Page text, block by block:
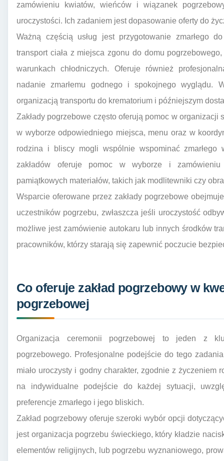
zamówieniu kwiatów, wieńców i wiązanek
uroczystości. Ich zadaniem jest dopasowanie oferty do
Ważną częścią usług jest przygotowanie zmarłego
transport ciała z miejsca zgonu do domu
warunkach chłodniczych. Oferuje również
nadanie zmarłemu godnego i spokojnego wyglądu.
organizacją transportu do krematorium i późniejszym
Zakłady pogrzebowe często oferują pomoc w
w wyborze odpowiedniego miejsca, menu oraz w
rodzina i bliscy mogli wspólnie wspominać zmarłego
zakładów oferuje pomoc w wyborze i
pamiątkowych materiałów, takich jak modlitewniki czy
Wsparcie oferowane przez zakłady pogrzebowe
uczestników pogrzebu, zwłaszcza jeśli uroczystość
możliwe jest zamówienie autokaru lub innych środków
pracowników, którzy starają się zapewnić poczucie
Co oferuje zakład pogrzebowy w
pogrzebowej
Organizacja ceremonii pogrzebowej to jeden z
pogrzebowego. Profesjonalne podejście do tego
miało uroczysty i godny charakter, zgodnie z życzeniem
na indywidualne podejście do każdej sytuacji,
preferencje zmarłego i jego bliskich.
Zakład pogrzebowy oferuje szeroki wybór opcji
jest organizacja pogrzebu świeckiego, który kładzie
elementów religijnych, lub pogrzebu wyznaniowego,